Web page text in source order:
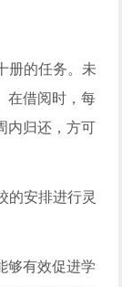
册的任务。未
在借阅时，每
内归还，方可
的安排进行灵
够有效促进学